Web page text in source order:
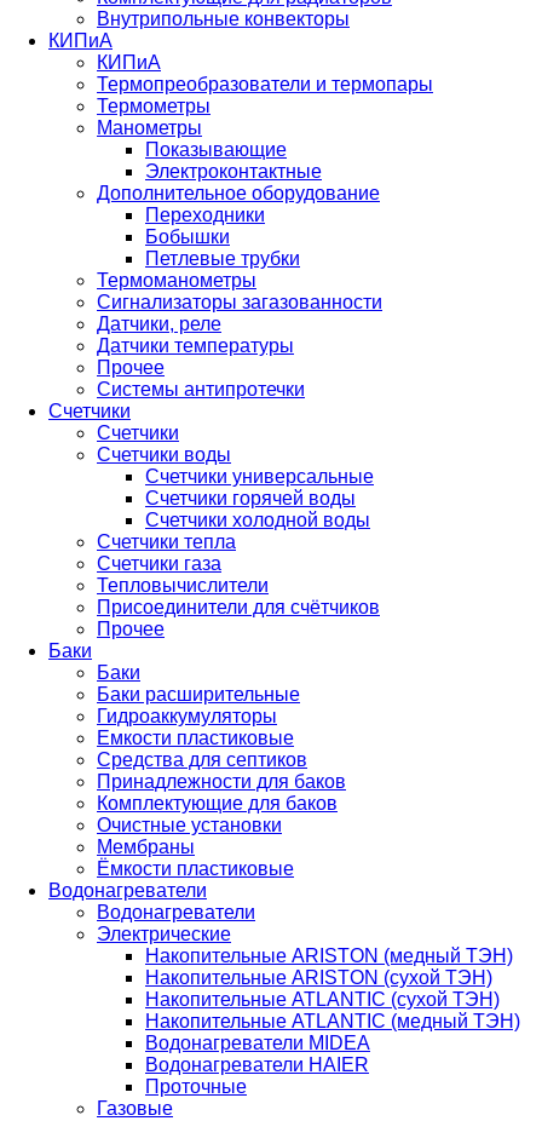
Внутрипольные конвекторы
КИПиА
КИПиА
Термопреобразователи и термопары
Термометры
Манометры
Показывающие
Электроконтактные
Дополнительное оборудование
Переходники
Бобышки
Петлевые трубки
Термоманометры
Сигнализаторы загазованности
Датчики, реле
Датчики температуры
Прочее
Системы антипротечки
Счетчики
Счетчики
Счетчики воды
Счетчики универсальные
Счетчики горячей воды
Счетчики холодной воды
Счетчики тепла
Счетчики газа
Тепловычислители
Присоединители для счётчиков
Прочее
Баки
Баки
Баки расширительные
Гидроаккумуляторы
Емкости пластиковые
Средства для септиков
Принадлежности для баков
Комплектующие для баков
Очистные установки
Мембраны
Ёмкости пластиковые
Водонагреватели
Водонагреватели
Электрические
Накопительные ARISTON (медный ТЭН)
Накопительные ARISTON (сухой ТЭН)
Накопительные ATLANTIC (сухой ТЭН)
Накопительные ATLANTIC (медный ТЭН)
Водонагреватели MIDEA
Водонагреватели HAIER
Проточные
Газовые